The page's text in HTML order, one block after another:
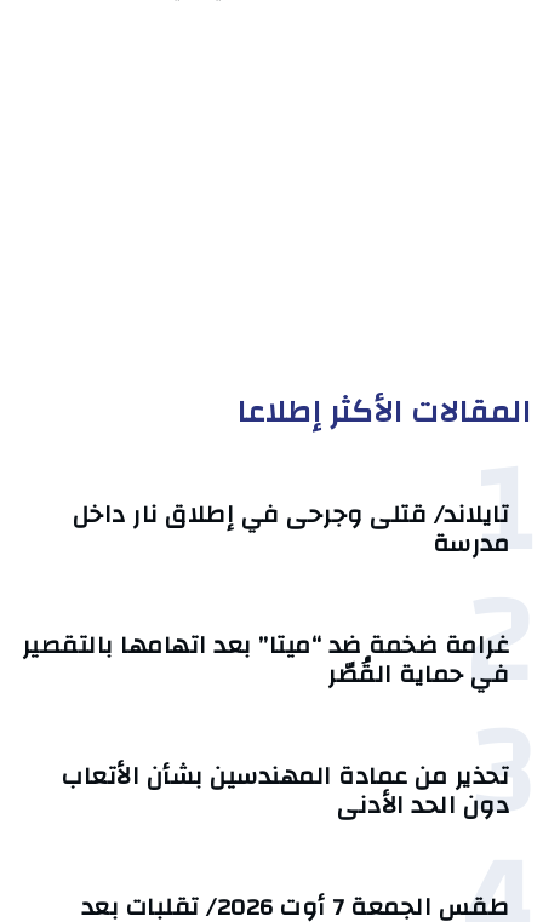
المقالات الأكثر إطلاعا
1
تايلاند/ قتلى وجرحى في إطلاق نار داخل
مدرسة
2
غرامة ضخمة ضد “ميتا” بعد اتهامها بالتقصير
في حماية القُصّر
3
تحذير من عمادة المهندسين بشأن الأتعاب
دون الحد الأدنى
طقس الجمعة 7 أوت 2026/ تقلبات بعد